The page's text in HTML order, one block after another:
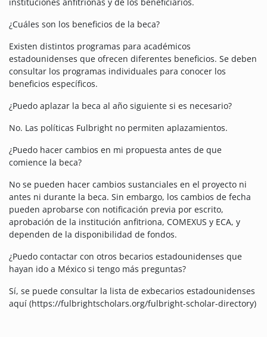
¿Cuáles son los beneficios de la beca?
Existen distintos programas para académicos
estadounidenses que ofrecen diferentes beneficios. Se deben
consultar los programas individuales para conocer los
beneficios específicos.
¿Puedo aplazar la beca al año siguiente si es necesario?
No. Las políticas Fulbright no permiten aplazamientos.
¿Puedo hacer cambios en mi propuesta antes de que
comience la beca?
No se pueden hacer cambios sustanciales en el proyecto ni
antes ni durante la beca. Sin embargo, los cambios de fecha
pueden aprobarse con notificación previa por escrito,
aprobación de la institución anfitriona, COMEXUS y ECA, y
dependen de la disponibilidad de fondos.
¿Puedo contactar con otros becarios estadounidenses que
hayan ido a México si tengo más preguntas?
Sí, se puede consultar la lista de exbecarios estadounidenses
aquí (https://fulbrightscholars.org/fulbright-scholar-directory)